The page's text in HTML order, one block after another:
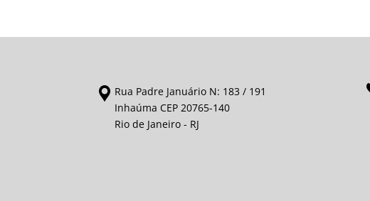
Rua Padre Januário N: 183 / 191
Inhaúma CEP 20765-140
Rio de Janeiro - RJ